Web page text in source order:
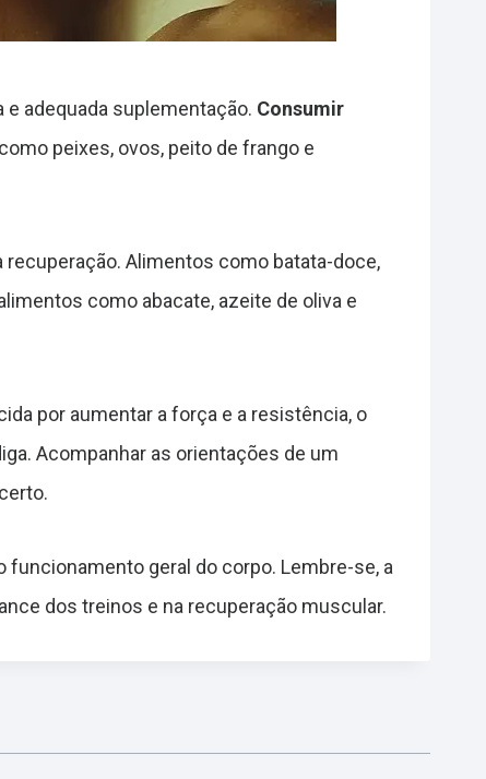
adequada suplementação. Consumir
peixes, ovos, peito de frango e
Alimentos como batata-doce,
como abacate, azeite de oliva e
por aumentar a força e a resistência, o
Acompanhar as orientações de um
geral do corpo. Lembre-se, a
dos treinos e na recuperação muscular.